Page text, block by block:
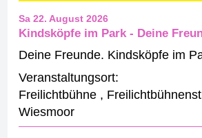
Kindsköpfe im Park - Deine
Sa 22. August 2026
Veranstaltungsort:
Freilichtbühne ,
Wiesmoor
Deine Freunde. Kindsköpfe im